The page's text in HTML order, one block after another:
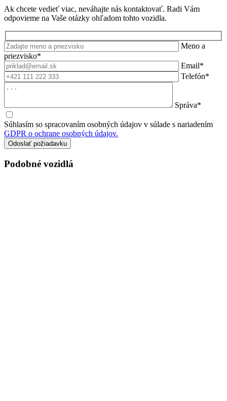
Ak chcete vedieť viac, neváhajte nás kontaktovať. Radi Vám
odpovieme na Vaše otázky ohľadom tohto vozidla.
Meno a
priezvisko*
Email*
Telefón*
Správa*
Súhlasím so spracovaním osobných údajov v súlade s nariadením
GDPR o ochrane osobných údajov.
Podobné vozidlá